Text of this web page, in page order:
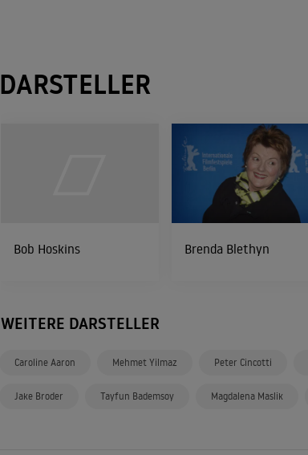
DARSTELLER
Bob Hoskins Brenda Blethyn
WEITERE DARSTELLER
Caroline Aaron Mehmet Yilmaz Peter Cincotti
Jake Broder Tayfun Bademsoy Magdalena Maslik